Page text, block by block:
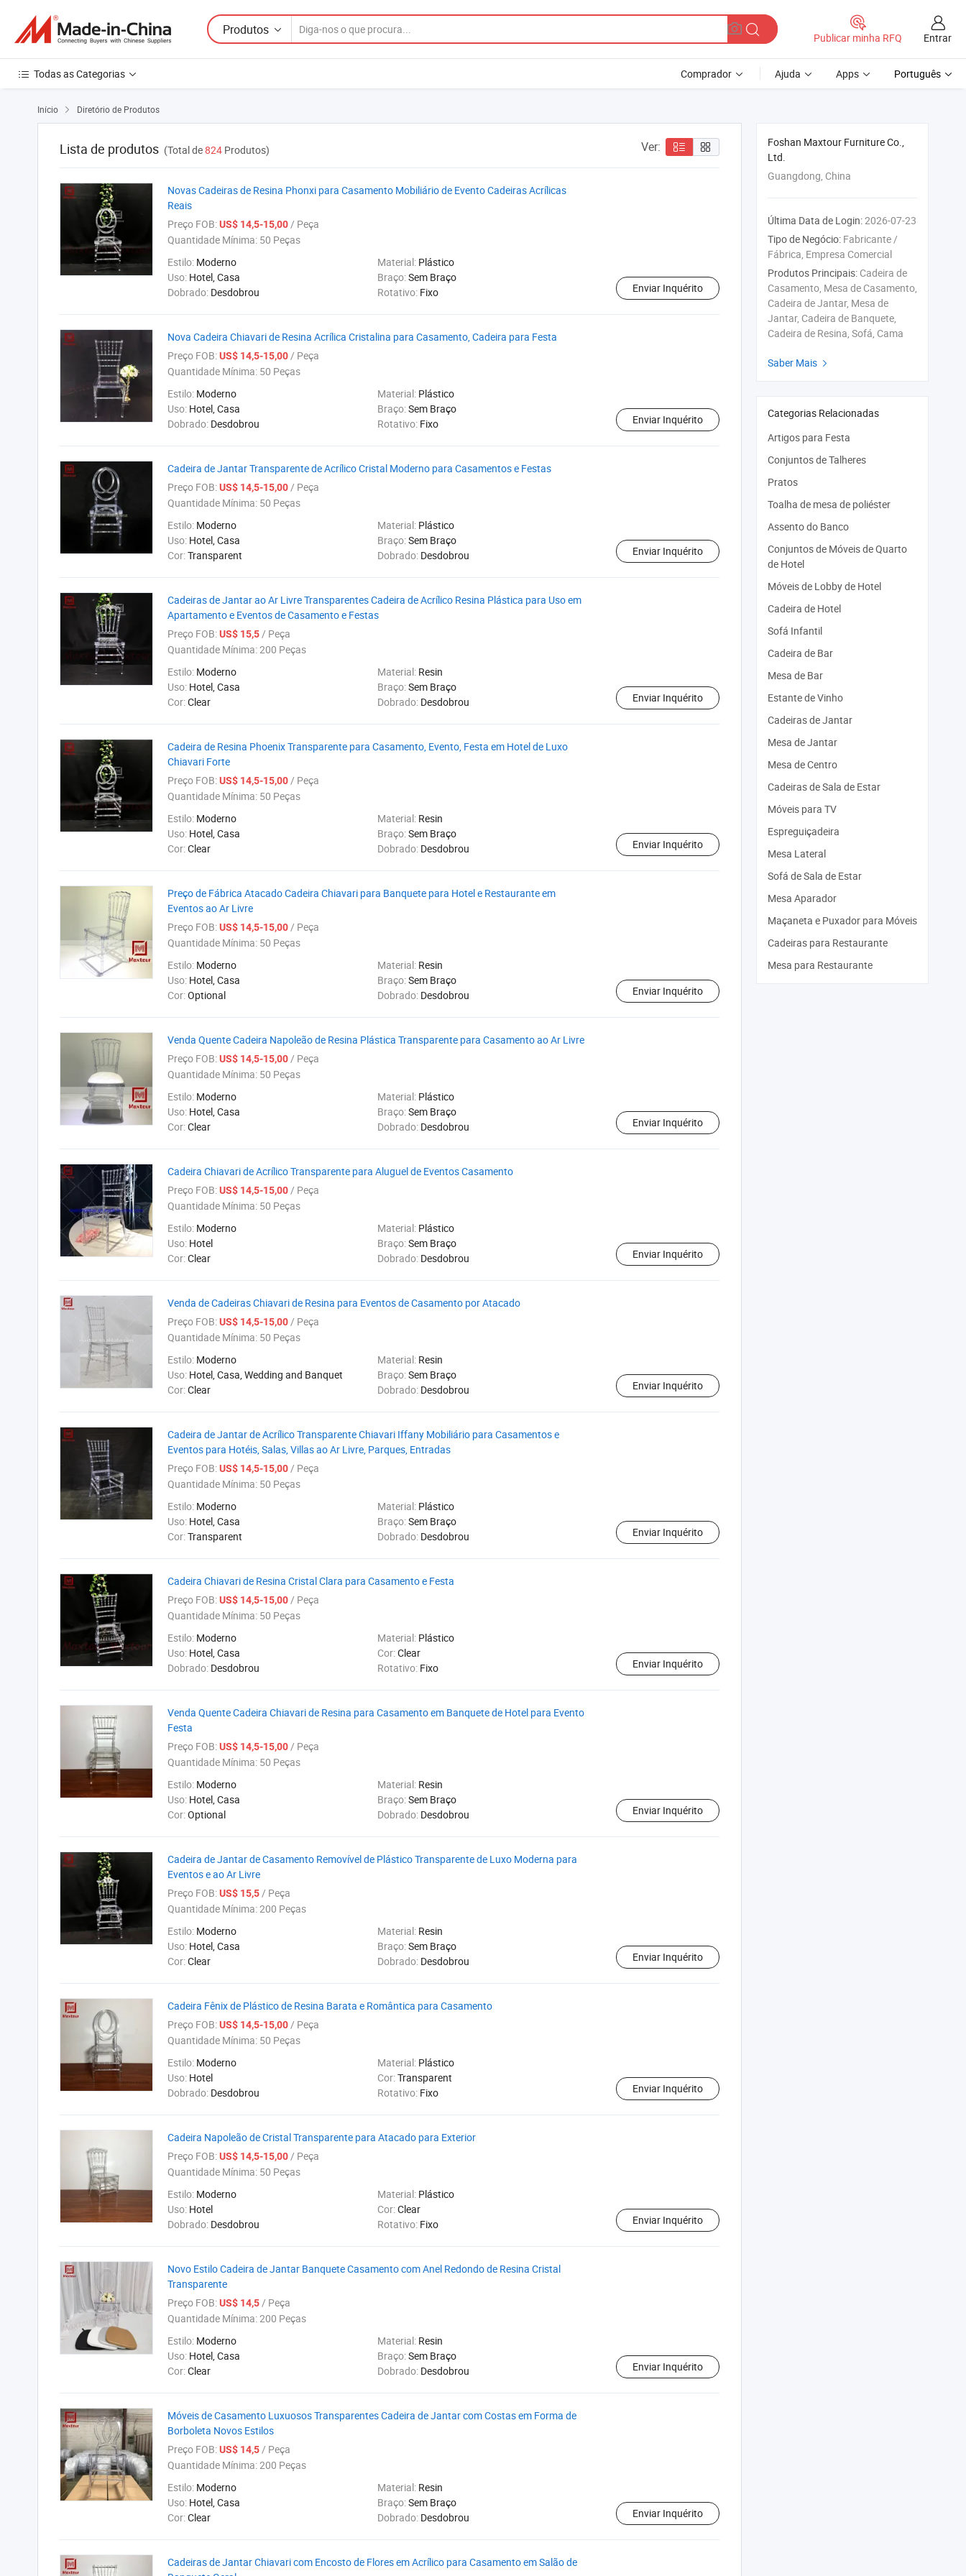
Produtos
Publicar minha RFQ Entrar
Todas as Categorias Comprador Ajuda Apps Português
Início  Diretório de Produtos
Lista de produtos (Total de824 Produtos) Ver:
Novas Cadeiras de Resina Phonxi para Casamento Mobiliário de Evento Cadeiras Acrílicas
Reais
Preço FOB:US$ 14,5-15,00/ Peça
Quantidade Mínima: 50 Peças
Estilo: Moderno Material: Plástico
Uso: Hotel, Casa Braço:Sem Braço
Dobrado: Desdobrou Rotativo: Fixo Enviar Inquérito
Nova Cadeira Chiavari de Resina Acrílica Cristalina para Casamento, Cadeira para Festa
Preço FOB:US$ 14,5-15,00/ Peça
Quantidade Mínima: 50 Peças
Estilo: Moderno Material: Plástico
Uso: Hotel, Casa Braço:Sem Braço
Dobrado: Desdobrou Rotativo: Fixo Enviar Inquérito
Cadeira de Jantar Transparente de Acrílico Cristal Moderno para Casamentos e Festas
Preço FOB:US$ 14,5-15,00/ Peça
Quantidade Mínima: 50 Peças
Estilo: Moderno Material: Plástico
Uso: Hotel, Casa Braço:Sem Braço
Cor:Transparent Dobrado: Desdobrou Enviar Inquérito
Cadeiras de Jantar ao Ar Livre Transparentes Cadeira de Acrílico Resina Plástica para Uso em
Apartamento e Eventos de Casamento e Festas
Preço FOB:US$ 15,5/ Peça
Quantidade Mínima:200 Peças
Estilo: Moderno Material: Resin
Uso: Hotel, Casa Braço:Sem Braço
Cor:Clear Dobrado: Desdobrou Enviar Inquérito
Cadeira de Resina Phoenix Transparente para Casamento, Evento, Festa em Hotel de Luxo
Chiavari Forte
Preço FOB:US$ 14,5-15,00/ Peça
Quantidade Mínima: 50 Peças
Estilo: Moderno Material: Resin
Uso: Hotel, Casa Braço:Sem Braço
Cor:Clear Dobrado: Desdobrou Enviar Inquérito
Preço de Fábrica Atacado Cadeira Chiavari para Banquete para Hotel e Restaurante em
Eventos ao Ar Livre
Preço FOB:US$ 14,5-15,00/ Peça
Quantidade Mínima: 50 Peças
Estilo: Moderno Material: Resin
Uso: Hotel, Casa Braço:Sem Braço
Cor:Optional Dobrado: Desdobrou Enviar Inquérito
Venda Quente Cadeira Napoleão de Resina Plástica Transparente para Casamento ao Ar Livre
Preço FOB:US$ 14,5-15,00/ Peça
Quantidade Mínima: 50 Peças
Estilo: Moderno Material: Plástico
Uso: Hotel, Casa Braço:Sem Braço
Cor:Clear Dobrado: Desdobrou Enviar Inquérito
Cadeira Chiavari de Acrílico Transparente para Aluguel de Eventos Casamento
Preço FOB:US$ 14,5-15,00/ Peça
Quantidade Mínima: 50 Peças
Estilo: Moderno Material: Plástico
Uso: Hotel Braço:Sem Braço
Cor:Clear Dobrado: Desdobrou Enviar Inquérito
Venda de Cadeiras Chiavari de Resina para Eventos de Casamento por Atacado
Preço FOB:US$ 14,5-15,00/ Peça
Quantidade Mínima: 50 Peças
Estilo: Moderno Material: Resin
Uso: Hotel, Casa, Wedding and Banquet Braço:Sem Braço
Cor:Clear Dobrado: Desdobrou Enviar Inquérito
Cadeira de Jantar de Acrílico Transparente Chiavari Iffany Mobiliário para Casamentos e
Eventos para Hotéis, Salas, Villas ao Ar Livre, Parques, Entradas
Preço FOB:US$ 14,5-15,00/ Peça
Quantidade Mínima: 50 Peças
Estilo: Moderno Material: Plástico
Uso: Hotel, Casa Braço:Sem Braço
Cor:Transparent Dobrado: Desdobrou Enviar Inquérito
Cadeira Chiavari de Resina Cristal Clara para Casamento e Festa
Preço FOB:US$ 14,5-15,00/ Peça
Quantidade Mínima: 50 Peças
Estilo: Moderno Material: Plástico
Uso: Hotel, Casa Cor:Clear
Dobrado: Desdobrou Rotativo: Fixo Enviar Inquérito
Venda Quente Cadeira Chiavari de Resina para Casamento em Banquete de Hotel para Evento
Festa
Preço FOB:US$ 14,5-15,00/ Peça
Quantidade Mínima: 50 Peças
Estilo: Moderno Material: Resin
Uso: Hotel, Casa Braço:Sem Braço
Cor:Optional Dobrado: Desdobrou Enviar Inquérito
Cadeira de Jantar de Casamento Removível de Plástico Transparente de Luxo Moderna para
Eventos e ao Ar Livre
Preço FOB:US$ 15,5/ Peça
Quantidade Mínima:200 Peças
Estilo: Moderno Material: Resin
Uso: Hotel, Casa Braço:Sem Braço
Cor:Clear Dobrado: Desdobrou Enviar Inquérito
Cadeira Fênix de Plástico de Resina Barata e Romântica para Casamento
Preço FOB:US$ 14,5-15,00/ Peça
Quantidade Mínima: 50 Peças
Estilo: Moderno Material: Plástico
Uso: Hotel Cor:Transparent
Dobrado: Desdobrou Rotativo: Fixo Enviar Inquérito
Cadeira Napoleão de Cristal Transparente para Atacado para Exterior
Preço FOB:US$ 14,5-15,00/ Peça
Quantidade Mínima: 50 Peças
Estilo: Moderno Material: Plástico
Uso: Hotel Cor:Clear
Dobrado: Desdobrou Rotativo: Fixo Enviar Inquérito
Novo Estilo Cadeira de Jantar Banquete Casamento com Anel Redondo de Resina Cristal
Transparente
Preço FOB:US$ 14,5/ Peça
Quantidade Mínima:200 Peças
Estilo: Moderno Material: Resin
Uso: Hotel, Casa Braço:Sem Braço
Cor:Clear Dobrado: Desdobrou Enviar Inquérito
Móveis de Casamento Luxuosos Transparentes Cadeira de Jantar com Costas em Forma de
Borboleta Novos Estilos
Preço FOB:US$ 14,5/ Peça
Quantidade Mínima:200 Peças
Estilo: Moderno Material: Resin
Uso: Hotel, Casa Braço:Sem Braço
Cor:Clear Dobrado: Desdobrou Enviar Inquérito
Cadeiras de Jantar Chiavari com Encosto de Flores em Acrílico para Casamento em Salão de
Foshan Maxtour Furniture Co.,
Ltd.
Guangdong, China
Última Data de Login:2026-07-23
Tipo de Negócio: Fabricante /
Fábrica, Empresa Comercial
Produtos Principais: Cadeira de
Casamento, Mesa de Casamento,
Cadeira de Jantar, Mesa de
Jantar, Cadeira de Banquete,
Cadeira de Resina, Sofá, Cama
Saber Mais 
Categorias Relacionadas
Artigos para Festa
Conjuntos de Talheres
Pratos
Toalha de mesa de poliéster
Assento do Banco
Conjuntos de Móveis de Quarto
de Hotel
Móveis de Lobby de Hotel
Cadeira de Hotel
Sofá Infantil
Cadeira de Bar
Mesa de Bar
Estante de Vinho
Cadeiras de Jantar
Mesa de Jantar
Mesa de Centro
Cadeiras de Sala de Estar
Móveis para TV
Espreguiçadeira
Mesa Lateral
Sofá de Sala de Estar
Mesa Aparador
Maçaneta e Puxador para Móveis
Cadeiras para Restaurante
Mesa para Restaurante